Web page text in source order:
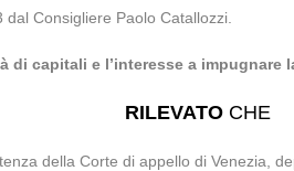
Consigliere Paolo Catallozzi.
di capitali e l’interesse a impugnare
RILEVATO CHE
della Corte di appello di Venezia,